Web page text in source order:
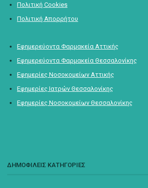
Πολιτική Cookies
Πολιτική Απορρήτου
Εφημερεύοντα Φαρμακεία Αττικής
Εφημερεύοντα Φαρμακεία Θεσσαλονίκης
Εφημερίες Νοσοκομείων Αττικής
Εφημερίες Ιατρών Θεσσαλονίκης
Εφημερίες Νοσοκομείων Θεσσαλονίκης
ΔΗΜΟΦΙΛΕΙΣ ΚΑΤΗΓΟΡΙΕΣ